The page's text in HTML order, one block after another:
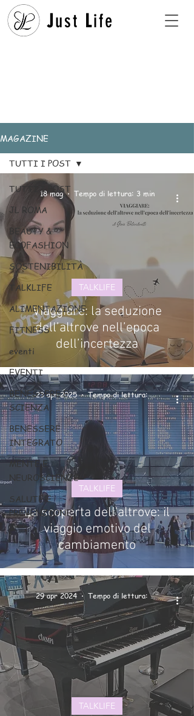
Just Life
MAGAZINE
TUTTI I POST
JL ROMA
BEAUTY &
ECOFASHION
SOSTENIBILITÀ
TALKLIFE
ALIMENTAZIONE
FITNESS
eventi
EVENTI
BENESSERE E
SCIENZA
BENESSERE
INTEGRATO
MENTE E
NEUROSCIENZE
SALUTE E
PREVENZIONE
TUTTI I POST
Viaggiare: la seduzione
dell’altrove nell’epoca
dell’incertezza
TALKLIFE
18 mag Tempo di lettura: 3 min
La scoperta dell'altrove: il
viaggio emotivo del
cambiamento
TALKLIFE
23 apr 2025 Tempo di lettura: 2 min
TALKLIFE
29 apr 2024 Tempo di lettura: 2 min